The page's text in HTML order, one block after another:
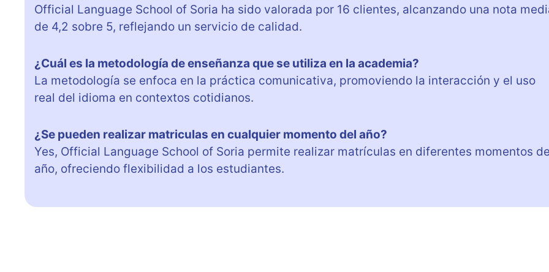
Official Language School of Soria ha sido valorada por 16 clientes, alcanzando una nota
de 4,2 sobre 5, reflejando un servicio de calidad.
¿Cuál es la metodología de enseñanza que se utiliza en la academia?
La metodología se enfoca en la práctica comunicativa, promoviendo la interacción y el uso
real del idioma en contextos cotidianos.
¿Se pueden realizar matriculas en cualquier momento del año?
Yes, Official Language School of Soria permite realizar matrículas en diferentes momentos
año, ofreciendo flexibilidad a los estudiantes.